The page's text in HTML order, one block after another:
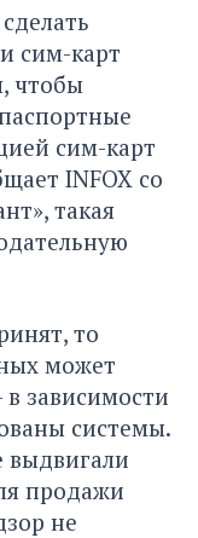
сим-карт
чтобы
сим-карт
INFOX со
, такая
то
может
зависимости
системы.
продажи
не